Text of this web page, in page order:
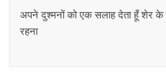
अपने दुश्मनों को एक सलाह देता हूँ शेर के
रहना